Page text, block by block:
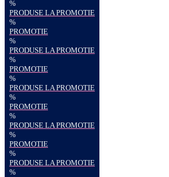
%
PRODUSE LA PROMOTIE
%
PROMOTIE
%
PRODUSE LA PROMOTIE
%
PROMOTIE
%
PRODUSE LA PROMOTIE
%
PROMOTIE
%
PRODUSE LA PROMOTIE
%
PROMOTIE
%
PRODUSE LA PROMOTIE
%